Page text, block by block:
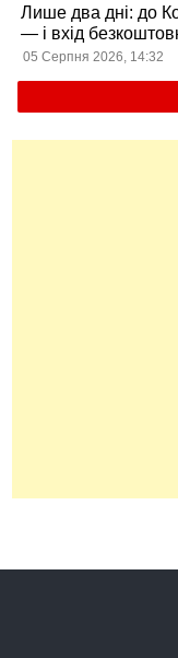
Лише два дні: до
— і вхід
05 Серпня 2026, 14:32